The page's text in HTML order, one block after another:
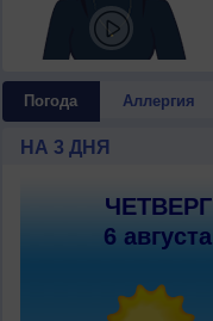
Погода Аллергия
НА 3 ДНЯ
ЧЕТВЕРГ
6 августа